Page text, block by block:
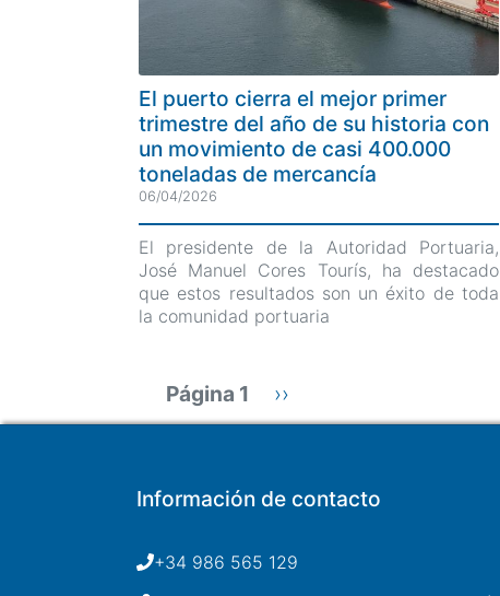
El puerto cierra el mejor primer
trimestre del año de su historia con
un movimiento de casi 400.000
toneladas de mercancía
06/04/2026
El presidente de la Autoridad Portuaria,
José Manuel Cores Tourís, ha destacado
que estos resultados son un éxito de toda
la comunidad portuaria
Paginación
Página 1
Siguiente
página
››
Información de contacto
+34 986 565 129